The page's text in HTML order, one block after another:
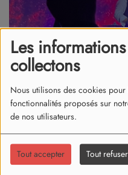
Les
collectons
Nous utilisons des cookies
fonctionnalités proposés sur
de nos utilisateurs.
Tout accepter Tout refuser
Les faits se seraient produits